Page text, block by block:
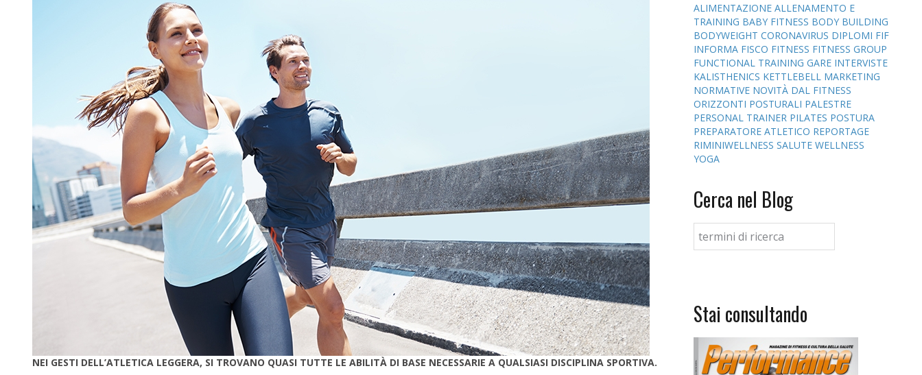
NEI GESTI DELL’ATLETICA LEGGERA, SI TROVANO QUASI TUTTE LE ABILITÀ DI BASE NECESSARIE A QUALSIASI DISCIPLINA SPORTIVA.
ALIMENTAZIONE ALLENAMENTO E
TRAINING BABY FITNESS BODY BUILDING
BODYWEIGHT CORONAVIRUS DIPLOMI FIF
INFORMA FISCO FITNESS FITNESS GROUP
FUNCTIONAL TRAINING GARE INTERVISTE
KALISTHENICS KETTLEBELL MARKETING
NORMATIVE NOVITÀ DAL FITNESS
ORIZZONTI POSTURALI PALESTRE
PERSONAL TRAINER PILATES POSTURA
PREPARATORE ATLETICO REPORTAGE
RIMINIWELLNESS SALUTE WELLNESS
YOGA
Cerca nel Blog
Stai consultando